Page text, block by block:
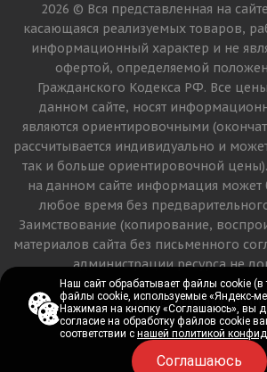
2026 © Вся представленная на
касающаяся реализуемых товаров,
информационный характер и не
офертой, определяемой
Гражданского Кодекса РФ. Все
данном сайте, носят
являются ориентировочными
рассчитывается индивидуально и
так и больше ориентировочной
на данном сайте информация может
любое время без
Заимствование (копирование,
материалов сайта без письменного
администрации ресурса не
Версия для печати
Наш сайт обрабатывает файлы cookie (в
файлы cookie, используемые «Яндекс-
Нажимая на кнопку «Соглашаюсь», вы
согласие на обработку файлов cookie
соответствии снашей политикой
Соглашаюсь
Наш сайт обрабатывает файлы cookie (в
файлы cookie, используемые «Яндекс-
Нажимая на кнопку «Соглашаюсь», вы
согласие на обработку файлов cookie
соответствии снашей политикой
Соглашаюсь